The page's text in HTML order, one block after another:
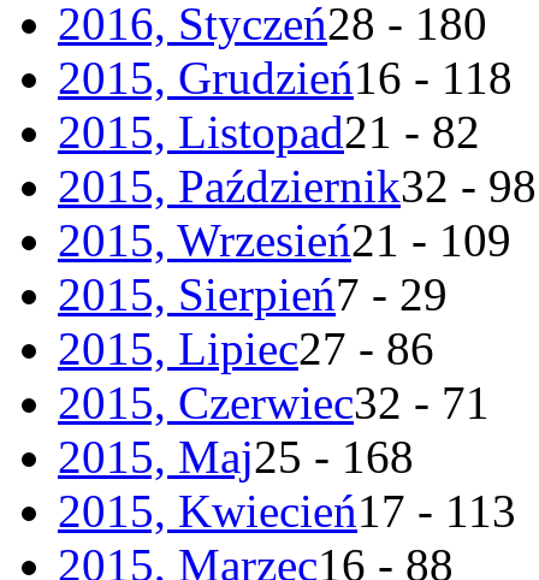
2016, Styczeń28 - 180
2015, Grudzień16 - 118
2015, Listopad21 - 82
2015, Październik32 - 98
2015, Wrzesień21 - 109
2015, Sierpień7 - 29
2015, Lipiec27 - 86
2015, Czerwiec32 - 71
2015, Maj25 - 168
2015, Kwiecień17 - 113
2015, Marzec16 - 88